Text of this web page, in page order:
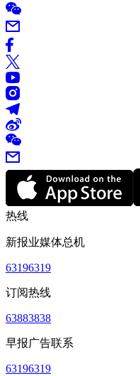
热线
新报业媒体总机
63196319
订阅热线
63883838
早报广告联系
63196319